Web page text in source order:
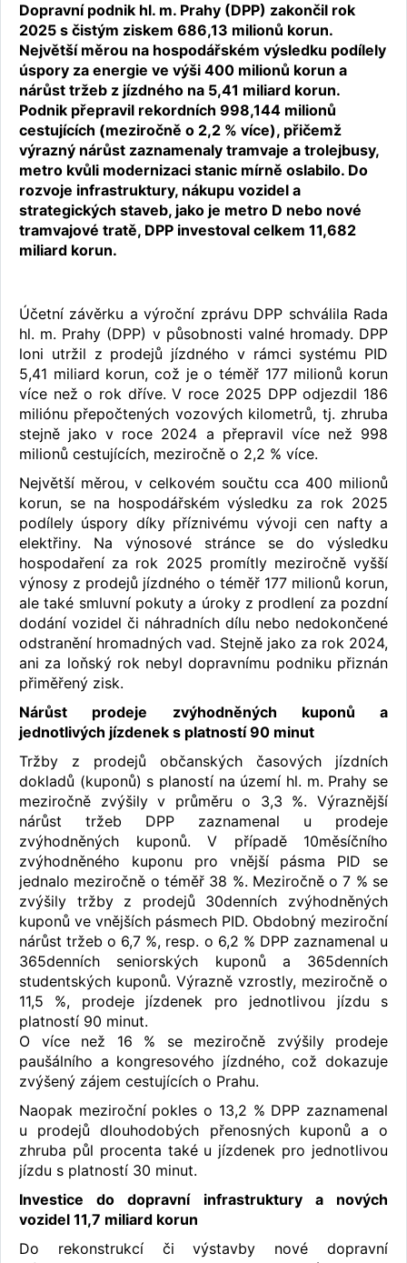
Dopravní podnik hl. m. Prahy (DPP) zakončil rok
2025 s čistým ziskem 686,13 milionů korun.
Největší měrou na hospodářském výsledku podílely
úspory za energie ve výši 400 milionů korun a
nárůst tržeb z jízdného na 5,41 miliard korun.
Podnik přepravil rekordních 998,144 milionů
cestujících (meziročně o 2,2 % více), přičemž
výrazný nárůst zaznamenaly tramvaje a trolejbusy,
metro kvůli modernizaci stanic mírně oslabilo. Do
rozvoje infrastruktury, nákupu vozidel a
strategických staveb, jako je metro D nebo nové
tramvajové tratě, DPP investoval celkem 11,682
miliard korun.
Účetní závěrku a výroční zprávu DPP schválila Rada
hl. m. Prahy (DPP) v působnosti valné hromady. DPP
loni utržil z prodejů jízdného v rámci systému PID
5,41 miliard korun, což je o téměř 177 milionů korun
více než o rok dříve. V roce 2025 DPP odjezdil 186
miliónu přepočtených vozových kilometrů, tj. zhruba
stejně jako v roce 2024 a přepravil více než 998
milionů cestujících, meziročně o 2,2 % více.
Největší měrou, v celkovém součtu cca 400 milionů
korun, se na hospodářském výsledku za rok 2025
podílely úspory díky příznivému vývoji cen nafty a
elektřiny. Na výnosové stránce se do výsledku
hospodaření za rok 2025 promítly meziročně vyšší
výnosy z prodejů jízdného o téměř 177 milionů korun,
ale také smluvní pokuty a úroky z prodlení za pozdní
dodání vozidel či náhradních dílu nebo nedokončené
odstranění hromadných vad. Stejně jako za rok 2024,
ani za loňský rok nebyl dopravnímu podniku přiznán
přiměřený zisk.
Nárůst prodeje zvýhodněných kuponů a
jednotlivých jízdenek s platností 90 minut
Tržby z prodejů občanských časových jízdních
dokladů (kuponů) s plaností na území hl. m. Prahy se
meziročně zvýšily v průměru o 3,3 %. Výraznější
nárůst tržeb DPP zaznamenal u prodeje
zvýhodněných kuponů. V případě 10měsíčního
zvýhodněného kuponu pro vnější pásma PID se
jednalo meziročně o téměř 38 %. Meziročně o 7 % se
zvýšily tržby z prodejů 30denních zvýhodněných
kuponů ve vnějších pásmech PID. Obdobný meziroční
nárůst tržeb o 6,7 %, resp. o 6,2 % DPP zaznamenal u
365denních seniorských kuponů a 365denních
studentských kuponů. Výrazně vzrostly, meziročně o
11,5 %, prodeje jízdenek pro jednotlivou jízdu s
platností 90 minut.
O více než 16 % se meziročně zvýšily prodeje
paušálního a kongresového jízdného, což dokazuje
zvýšený zájem cestujících o Prahu.
Naopak meziroční pokles o 13,2 % DPP zaznamenal
u prodejů dlouhodobých přenosných kuponů a o
zhruba půl procenta také u jízdenek pro jednotlivou
jízdu s platností 30 minut.
Investice do dopravní infrastruktury a nových
vozidel 11,7 miliard korun
Do rekonstrukcí či výstavby nové dopravní